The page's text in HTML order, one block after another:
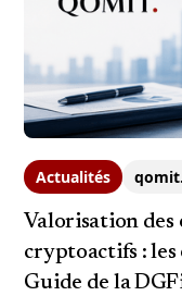
Actualités
Valorisation des
cryptoactifs : les
Guide de la